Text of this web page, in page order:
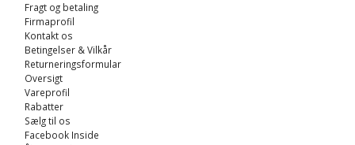
Fragt og betaling
Firmaprofil
Kontakt os
Betingelser & Vilkår
Returneringsformular
Oversigt
Vareprofil
Rabatter
Sælg til os
Facebook Inside